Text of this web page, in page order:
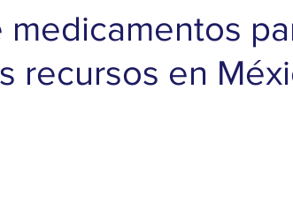
medicamentos
recursos en